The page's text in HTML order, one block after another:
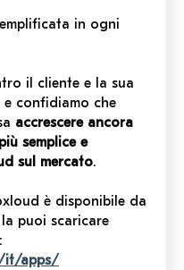
in ogni
il cliente e la sua
e confidiamo che
accrescere ancora
semplice e
sul mercato.
è disponibile da
puoi scaricare
it/apps/